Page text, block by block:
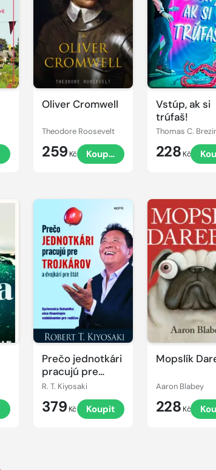
Oliver Cromwell
Theodore Roosevelt
259 Kč Koupit
Vstúp, ak si
trúfaš!
Thomas C.
228 Kč
Prečo jednotkári
pracujú pre
trojkárov a
dvojkári pre štát
R. T. Kiyosaki
379 Kč Koupit
Mopslík
Aaron Blabey
228 Kč